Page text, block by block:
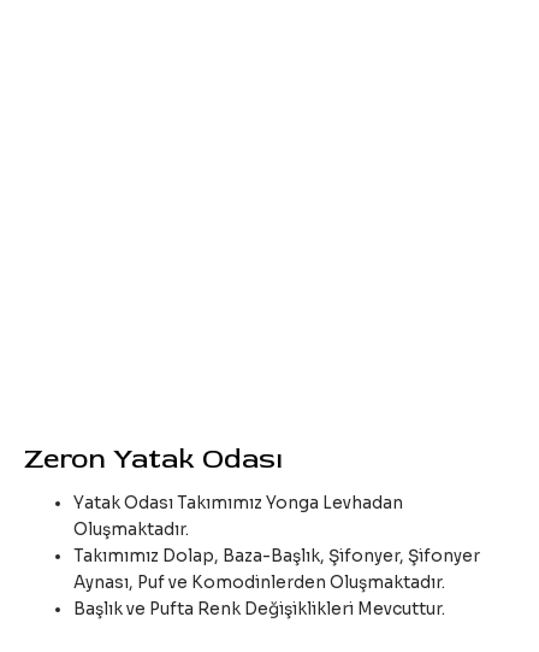
Zeron Yatak Odası
Yatak Odası Takımımız Yonga Levhadan
Oluşmaktadır.
Takımımız Dolap, Baza-Başlık, Şifonyer, Şifonyer
Aynası, Puf ve Komodinlerden Oluşmaktadır.
Başlık ve Pufta Renk Değişiklikleri Mevcuttur.